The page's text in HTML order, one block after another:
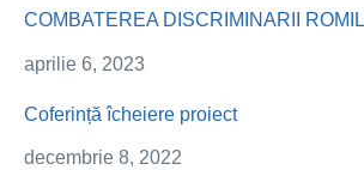
COMBATEREA DISCRIMINARII
aprilie 6, 2023
Coferință îcheiere proiect
decembrie 8, 2022